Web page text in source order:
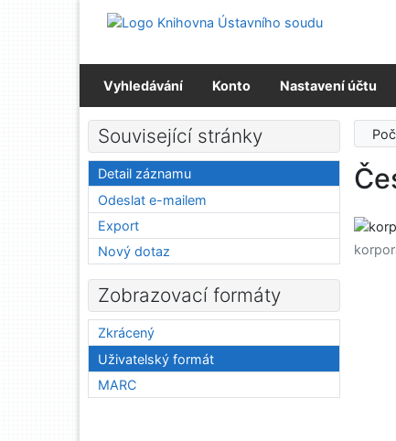
Přejít na menu
Vyhledávání Konto Nastavení účtu
Související stránky
Detail záznamu
Odeslat e-mailem
Export
Nový dotaz
Zobrazovací formáty
Zkrácený
Uživatelský formát
MARC